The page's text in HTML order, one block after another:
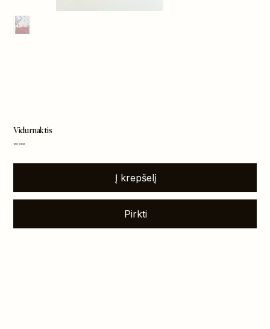
Vidurnaktis
Kaina
120,00 €
Į krepšelį
Pirkti